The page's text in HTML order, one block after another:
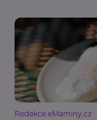
Redakce eMaminy.cz